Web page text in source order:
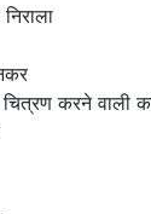
चित्रण करने वाली